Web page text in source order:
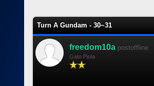
Turn A Gundam - 30~31
freedom10a postoffline
Gato Piola